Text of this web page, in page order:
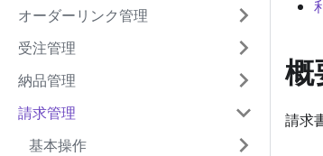
オーダーリンク管理
受注管理
納品管理
請求管理
基本操作
概
請求